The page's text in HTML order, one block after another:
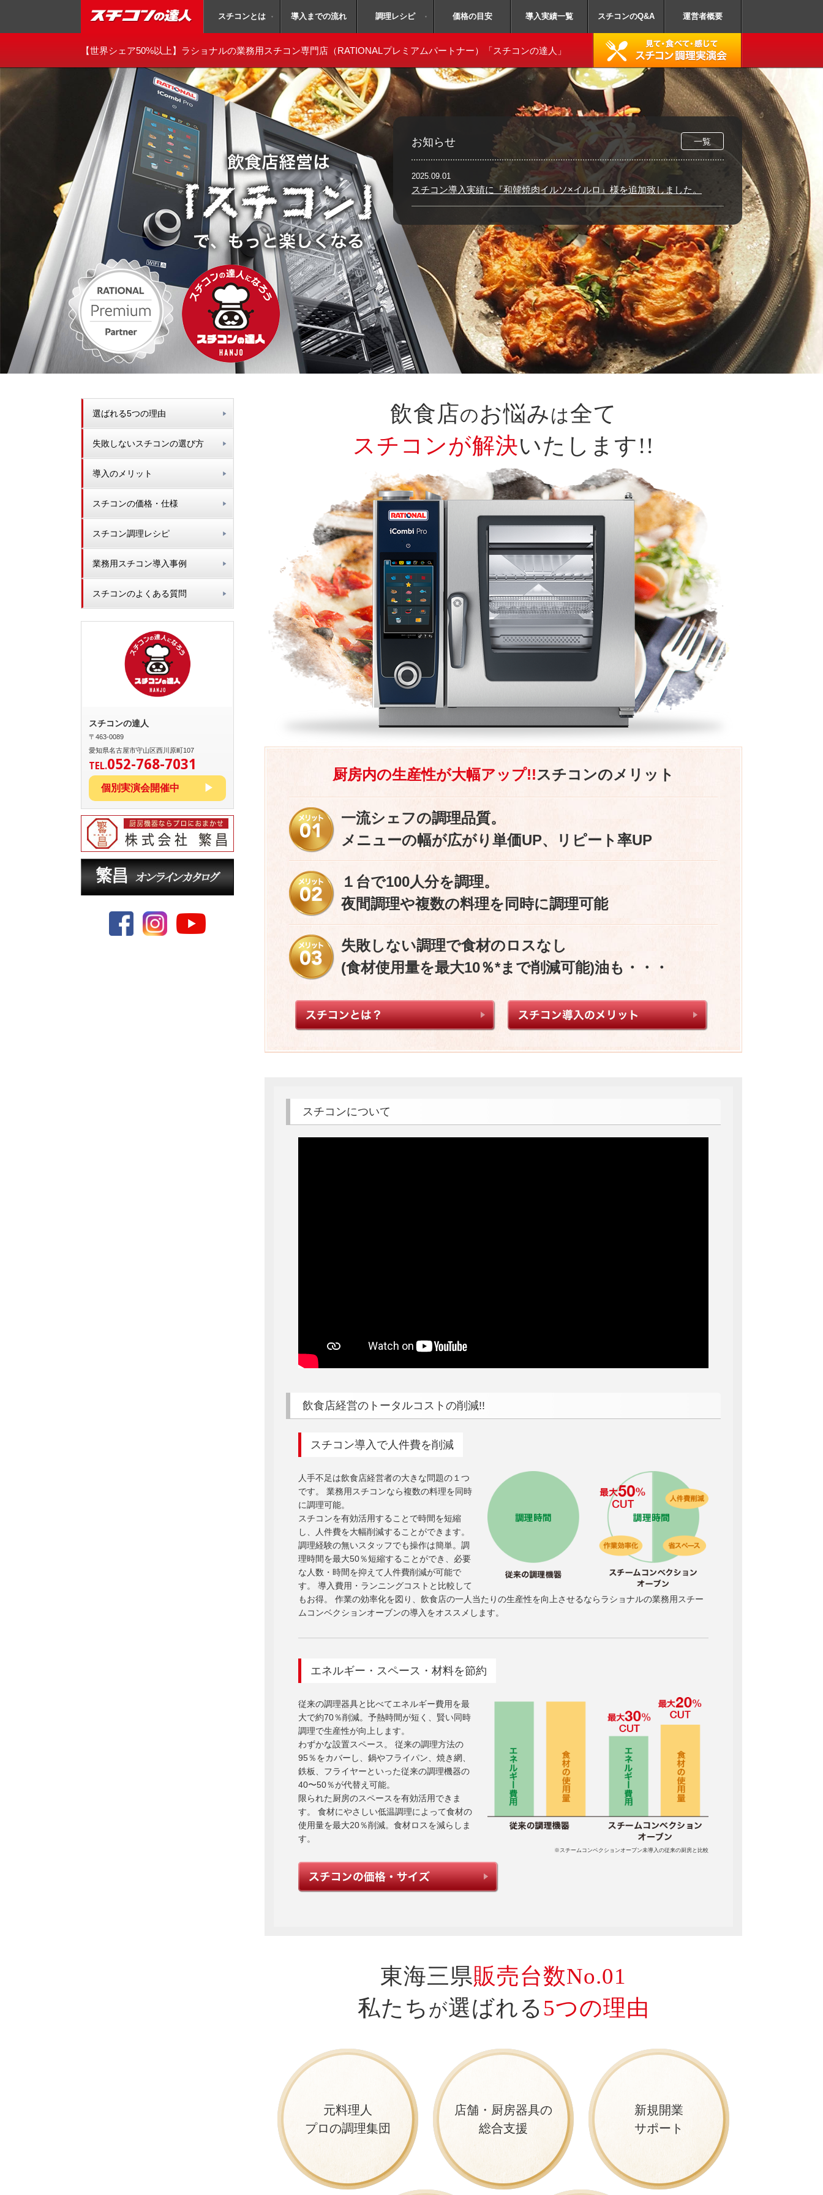
スチコンとは ▼ 導入までの流れ 調理レシピ ▼ 価格の目安 導入実績一覧 スチコンのQ&A 運営者概要
【世界シェア50%以上】 ラショナルの業務用スチコン専門店 （RATIONALプレミアムパートナー）「スチコンの達人」
お知らせ
2025.09.01
スチコン導入実績に『和韓焼肉イルソ×イルロ』様を追加致しました。
一覧
飲食店のお悩みは全て
スチコンが解決いたします!!
厨房内の生産性が大幅アップ!!スチコンのメリット
一流シェフの調理品質。
メニューの幅が広がり単価UP、リピート率UP
１台で100人分を調理。
夜間調理や複数の料理を同時に調理可能
失敗しない調理で食材のロスなし
(食材使用量を最大10％*まで削減可能)油も・・・
スチコンについて
飲食店経営のトータルコストの削減!!
スチコン導入で人件費を削減
人手不足は飲食店経営者の大きな問題の１つ
です。 業務用スチコンなら複数の料理を同時
に調理可能。
スチコンを有効活用することで時間を短縮
し、人件費を大幅削減することができます。
調理経験の無いスタッフでも操作は簡単。調
理時間を最大50％短縮することができ、必要
な人数・時間を抑えて人件費削減が可能で
す。 導入費用・ランニングコストと比較して
もお得。 作業の効率化を図り、飲食店の一人当たりの生産性を向上させるならラショナルの業務用スチー
ムコンベクションオーブンの導入をオススメします。
エネルギー・スペース・材料を節約
従来の調理器具と比べてエネルギー費用を最
大で約70％削減。予熱時間が短く、賢い同時
調理で生産性が向上します。
わずかな設置スペース。 従来の調理方法の
95％をカバーし、鍋やフライパン、焼き網、
鉄板、フライヤーといった従来の調理機器の
40〜50％が代替え可能。
限られた厨房のスペースを有効活用できま
す。 食材にやさしい低温調理によって食材の
使用量を最大20％削減。食材ロスを減らしま
す。
※スチームコンベクションオーブン未導入の従来の厨房と比較
東海三県販売台数No.01
私たち が選ばれる 5つの理由
元料理人
プロの調理集団
店舗・厨房器具の
総合支援
新規開業
サポート
選ばれる5つの理由
失敗しないスチコンの選び方
導入のメリット
スチコンの価格・仕様
スチコン調理レシピ
業務用スチコン導入事例
スチコンのよくある質問
スチコンの達人
〒463-0089
愛知県名古屋市守山区西川原町107
TEL.052-768-7031
個別実演会開催中
毎月開催 無料体験会予約はコチラ！